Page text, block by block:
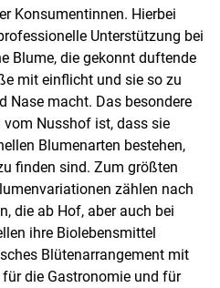
Konsumentinnen. Hierbei
Unterstützung bei
Blume, die gekonnt duftende
mit einflicht und sie so zu
Nase macht. Das besondere
Nusshof ist, dass sie
Blumenarten bestehen,
finden sind. Zum größten
zählen nach
die ab Hof, aber auch bei
ihre Biolebensmittel
Blütenarrangement mit
die Gastronomie und für